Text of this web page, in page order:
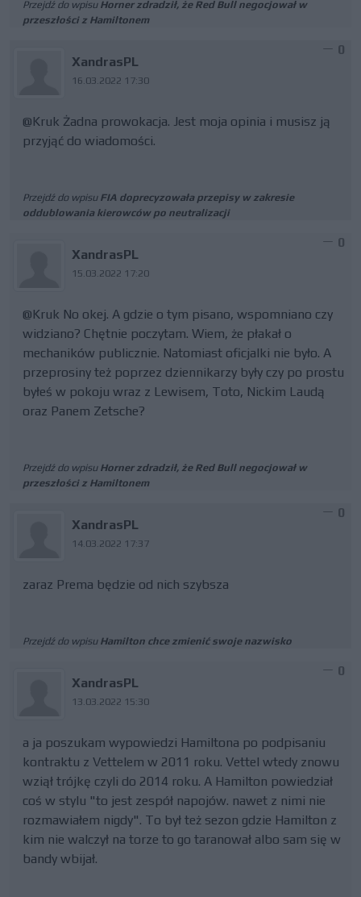
Przejdź do wpisu Horner zdradził, że Red Bull negocjował w
przeszłości z Hamiltonem
XandrasPL
16.03.2022 17:30
0
@Kruk Żadna prowokacja. Jest moja opinia i musisz ją
przyjąć do wiadomości.
Przejdź do wpisu FIA doprecyzowała przepisy w zakresie
oddublowania kierowców po neutralizacji
XandrasPL
15.03.2022 17:20
0
@Kruk No okej. A gdzie o tym pisano, wspomniano czy
widziano? Chętnie poczytam. Wiem, że płakał o
mechaników publicznie. Natomiast oficjalki nie było. A
przeprosiny też poprzez dziennikarzy były czy po prostu
byłeś w pokoju wraz z Lewisem, Toto, Nickim Laudą
oraz Panem Zetsche?
Przejdź do wpisu Horner zdradził, że Red Bull negocjował w
przeszłości z Hamiltonem
XandrasPL
14.03.2022 17:37
0
zaraz Prema będzie od nich szybsza
Przejdź do wpisu Hamilton chce zmienić swoje nazwisko
XandrasPL
13.03.2022 15:30
0
a ja poszukam wypowiedzi Hamiltona po podpisaniu
kontraktu z Vettelem w 2011 roku. Vettel wtedy znowu
wziął trójkę czyli do 2014 roku. A Hamilton powiedział
coś w stylu "to jest zespół napojów. nawet z nimi nie
rozmawiałem nigdy". To był też sezon gdzie Hamilton z
kim nie walczył na torze to go taranował albo sam się w
bandy wbijał.